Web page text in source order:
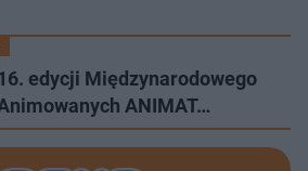
edycji Międzynarodowego
ANIMAT…